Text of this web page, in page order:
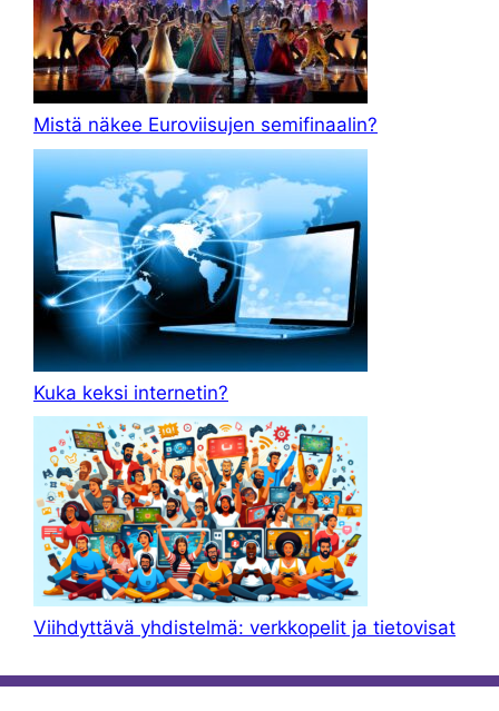
Mistä näkee Euroviisujen semifinaalin?
Kuka keksi internetin?
Viihdyttävä yhdistelmä: verkkopelit ja tietovisat